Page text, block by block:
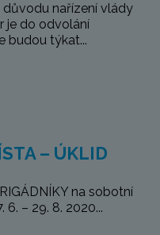
důvodu nařízení vlády
je do odvolání
budou týkat...
– ÚKLID
na sobotní
– 29. 8. 2020...